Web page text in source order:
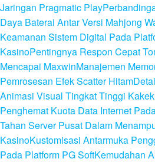
Jaringan Pragmatic Play
Daya Baterai Antar Versi Mahjong
Keamanan Sistem Digital Pada
KasinoPentingnya Respon Cepat
Mencapai MaxwinManajemen
Pemrosesan Efek Scatter Hitam
Animasi Visual Tingkat Tinggi
Penghemat Kuota Data Internet
Tahan Server Pusat Dalam
KasinoKustomisasi Antarmuka
Pada Platform PG SoftKemudahan